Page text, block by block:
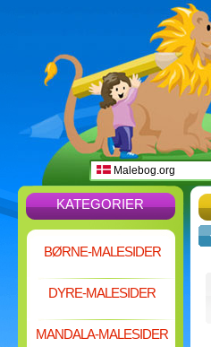
Malebog.org
KATEGORIER
BØRNE-MALESIDER
DYRE-MALESIDER
MANDALA-MALESIDER